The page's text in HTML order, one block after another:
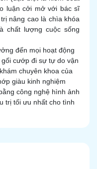
luận cởi mở với bác sĩ
nâng cao là chìa khóa
chất lượng cuộc sống
đến mọi hoạt động
cướp đi sự tự do vận
chuyên khoa của
giàu kinh nghiệm
công nghệ hình ảnh
trị tối ưu nhất cho tình